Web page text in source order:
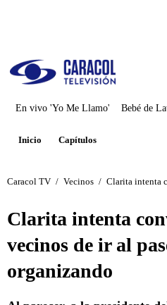
En vivo 'Yo Me Llamo' Bebé de
Inicio Capítulos
Caracol TV / Vecinos / Clarita intenta
Clarita intenta
vecinos de ir al
organizando